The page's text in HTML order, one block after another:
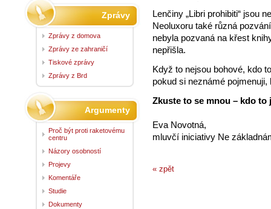
Lenčiny „Libri prohibiti“ jsou
Neoluxoru také různá
nebyla pozvaná na křest
nepřišla.
Když to nejsou bohové, kdo
pokud si neznámé pojmenuji,
Zkuste to se mnou – kdo to
Eva Novotná,
mluvčí iniciativy Ne
« zpět
Zprávy
Zprávy z domova
Zprávy ze zahraničí
Tiskové zprávy
Zprávy z Brd
Argumenty
Proč být proti raketovému
centru
Názory osobností
Projevy
Komentáře
Studie
Dokumenty